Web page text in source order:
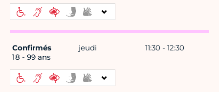
Confirmés
18 - 99 ans
jeudi 11:30 - 12:30